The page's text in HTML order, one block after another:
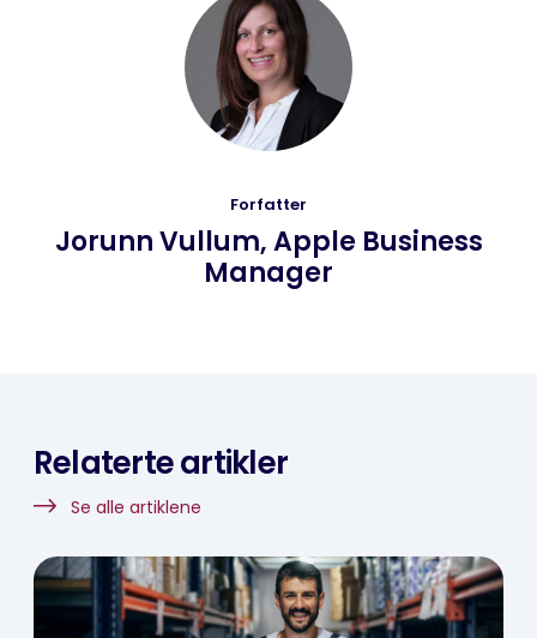
Forfatter
Jorunn Vullum, Apple Business
Manager
Relaterte artikler
Se alle artiklene